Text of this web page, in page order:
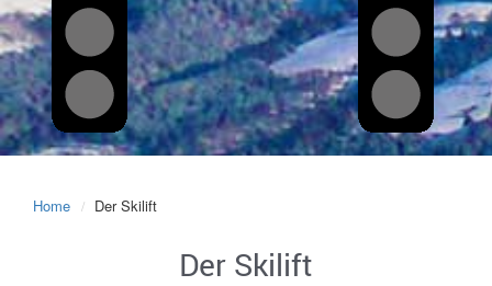
Home Der Skilift
Der Skilift